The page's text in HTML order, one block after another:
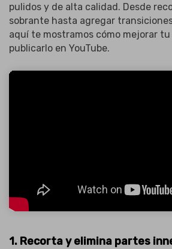
pulidos y de alta calidad. Desde
sobrante hasta agregar
aquí te mostramos cómo mejorar
publicarlo en YouTube.
1. Recorta y elimina partes